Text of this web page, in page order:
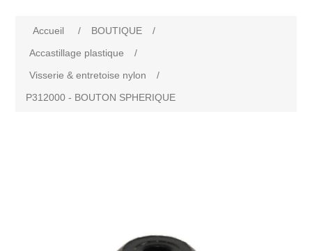
Accueil / BOUTIQUE
/
Accastillage plastique
/
Visserie & entretoise nylon
/
P312000 - BOUTON SPHERIQUE